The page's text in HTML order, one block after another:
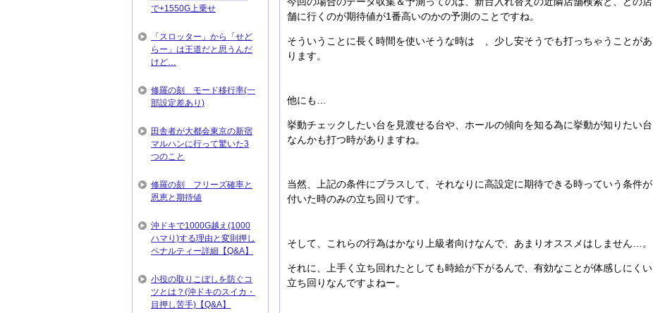
舗に行くのが期待値が1番高いのかの予測のことですね。
そういうことに長く時間を使いそうな時は 、少し安そうでも打っちゃうことがあ
ります。
他にも…
挙動チェックしたい台を見渡せる台や、ホールの傾向を知る為に挙動が知りたい台
なんかも打つ時がありますね。
当然、上記の条件にプラスして、それなりに高設定に期待できる時っていう条件が
付いた時のみの立ち回りです。
そして、これらの行為はかなり上級者向けなんで、あまりオススメはしません…。
それに、上手く立ち回れたとしても時給が下がるんで、有効なことが体感しにくい
立ち回りなんですよねー。
で+1550G上乗せ
「スロッター」から「せど
らー」は王道だと思うんだ
けど…
修羅の刻 モード移行率(一
部設定差あり)
田舎者が大都会東京の新宿
マルハンに行って驚いた3
つのこと
修羅の刻 フリーズ確率と
恩恵と期待値
沖ドキで1000G越え(1000
ハマり)する理由と変則押し
ペナルティー詳細【Q&A】
小役の取りこぼしを防ぐコ
ツとは？(沖ドキのスイカ・
目押し苦手)【Q&A】